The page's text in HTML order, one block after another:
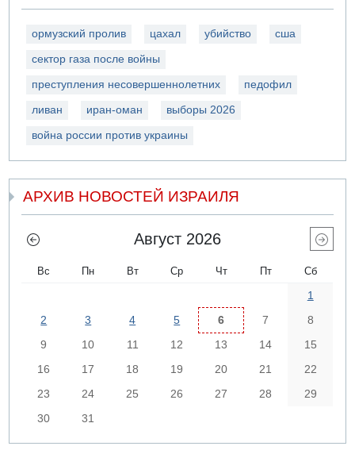
ормузский пролив цахал убийство сша
сектор газа после войны
преступления несовершеннолетних педофил
ливан иран-оман выборы 2026
война россии против украины
АРХИВ НОВОСТЕЙ ИЗРАИЛЯ
Август 2026
Вс Пн Вт Ср Чт Пт Сб
1
2
3 4 5 6 7
8
9
10 11 12 13 14
15
16
17 18 19 20 21
22
23
24 25 26 27 28
29
30
31